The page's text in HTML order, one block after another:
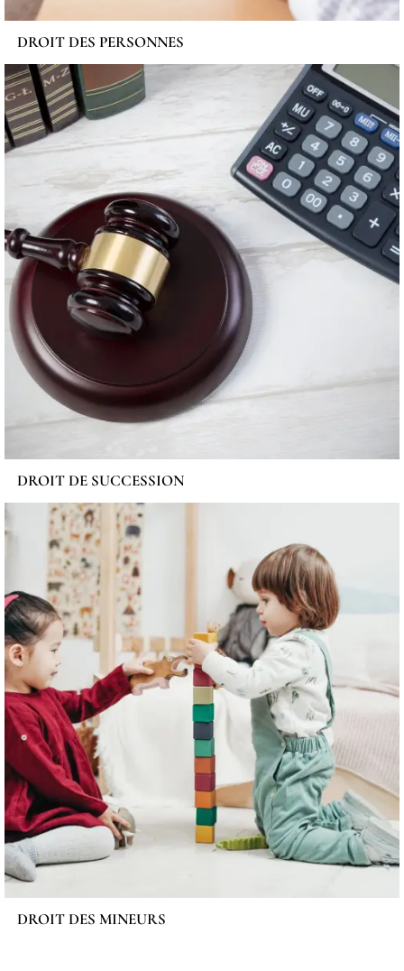
DROIT DES PERSONNES
DROIT DE SUCCESSION
DROIT DES MINEURS